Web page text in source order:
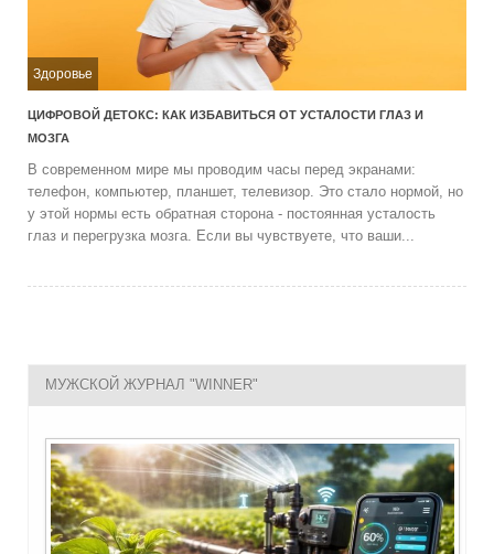
Здоровье
ЦИФРОВОЙ ДЕТОКС: КАК ИЗБАВИТЬСЯ ОТ УСТАЛОСТИ ГЛАЗ И
МОЗГА
В современном мире мы проводим часы перед экранами:
телефон, компьютер, планшет, телевизор. Это стало нормой, но
у этой нормы есть обратная сторона - постоянная усталость
глаз и перегрузка мозга. Если вы чувствуете, что ваши...
МУЖСКОЙ ЖУРНАЛ "WINNER"